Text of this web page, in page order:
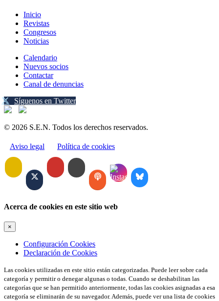
Inicio
Revistas
Congresos
Noticias
Calendario
Nuevos socios
Contactar
Canal de denuncias
Síguenos en Twitter
© 2026 S.E.N. Todos los derechos reservados.
Aviso legal Política de cookies
Acerca de cookies en este sitio web
×
Configuración Cookies
Declaración de Cookies
Las cookies utilizadas en este sitio están categorizadas. Puede leer sobre cada
categoría y permitir o denegar algunas o todas. Cuando se deshabilitan las
categorías que se han permitido anteriormente, todas las cookies asignadas a esa
categoría se eliminarán de su navegador. Además, puede ver una lista de cookies